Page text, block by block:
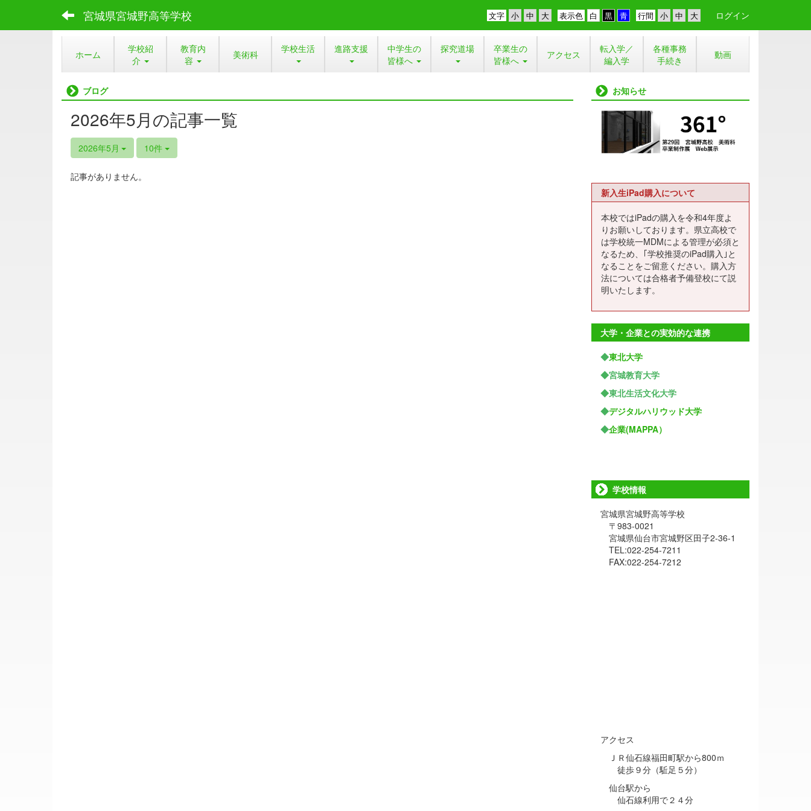
宮城県宮城野高等学校 行間
表示色
文字 ログイン
ホーム
学校紹
介
教育内
容
美術科 学校生活 進路支援
中学生の
皆様へ
探究道場
卒業生の
皆様へ
アクセス
転入学／
編入学
各種事務
手続き
動画
ブログ
2026年5月の記事一覧
2026年5月 10件
記事がありません。
お知らせ
新入生iPad購入について
本校ではiPadの購入を令和4年度よ
りお願いしております。県立高校で
は学校統一MDMによる管理が必須と
なるため、｢学校推奨のiPad購入｣と
なることをご留意ください。購入方
法については合格者予備登校にて説
明いたします。
大学・企業との実効的な連携
◆東北大学
◆宮城教育大学
◆東北生活文化大学
◆デジタルハリウッド大学
◆企業(MAPPA）
学校情報
宮城県宮城野高等学校
〒983-0021
宮城県仙台市宮城野区田子2-36-1
TEL:022-254-7211
FAX:022-254-7212
アクセス
ＪＲ仙石線福田町駅から800ｍ
徒歩９分（駈足５分）
仙台駅から
仙石線利用で２４分